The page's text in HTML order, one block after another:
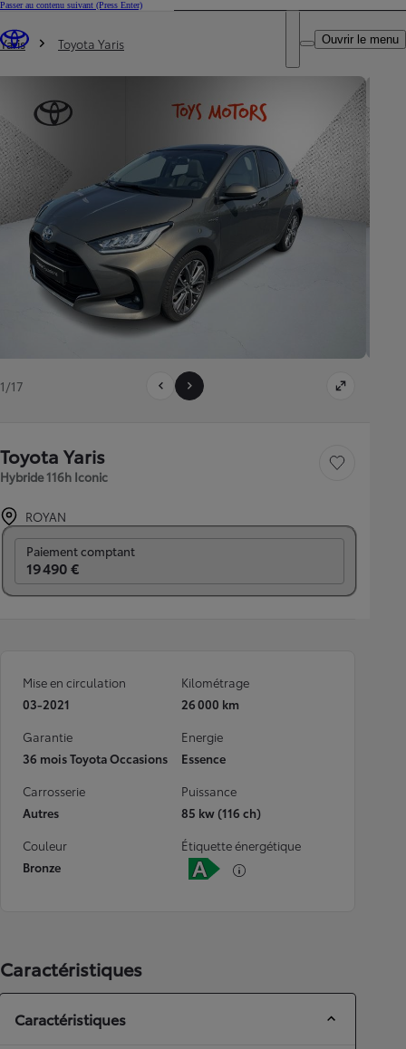
Passer au contenu suivant (Press Enter)
Trouvez un partenaire Toyota
DEALER NAME
Ouvrir le menu
Vous êtes ici
Yaris Toyota Yaris
1/17
Toyota Yaris
Hybride 116h Iconic
Sauvegarder le
ROYAN
Paiement comptant
19 490 €
Mise en circulation
03-2021
Kilométrage
26 000 km
Garantie
36 mois Toyota Occasions
Energie
Essence
Carrosserie
Autres
Puissance
85 kw (116 ch)
Couleur
Bronze
Étiquette énergétique
Caractéristiques
Caractéristiques